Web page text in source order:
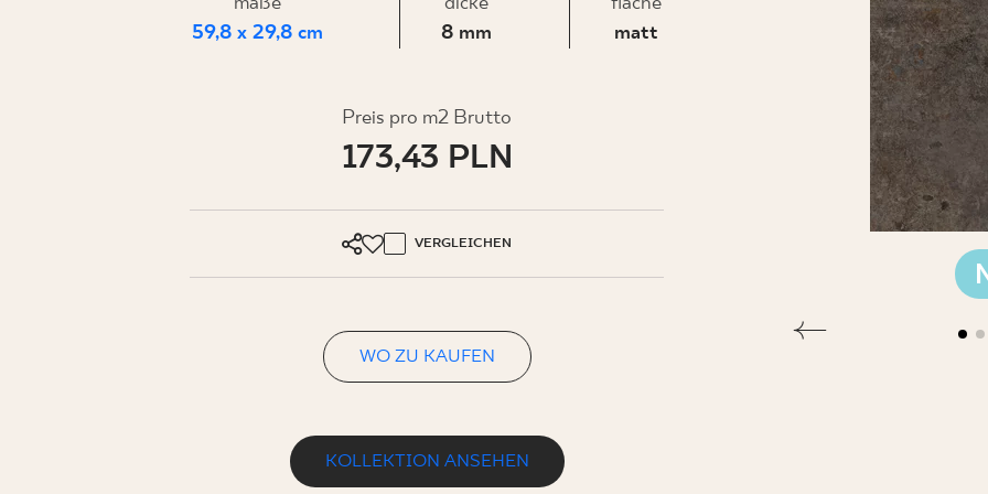
UNTERNEHMEN
MEIN PROFIL
SK DE UK RU
59,8 x 29,8 cm
8 mm
matt
Preis pro m2 Brutto
173,43 PLN
VERGLEICHEN
WO ZU KAUFEN
KOLLEKTION ANSEHEN